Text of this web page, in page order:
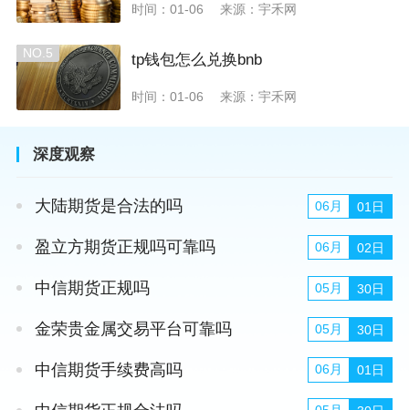
时间：01-06 来源：宇禾网
NO.5 tp钱包怎么兑换bnb
时间：01-06 来源：宇禾网
深度观察
大陆期货是合法的吗 06月 01日
盈立方期货正规吗可靠吗 06月 02日
中信期货正规吗 05月 30日
金荣贵金属交易平台可靠吗 05月 30日
中信期货手续费高吗 06月 01日